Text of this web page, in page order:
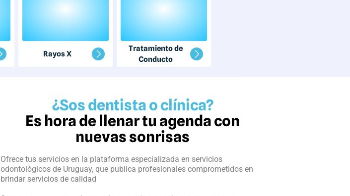
Rayos X
Tratamiento de
Conducto
¿Sos dentista o clínica?
Es hora de llenar tu agenda con
nuevas sonrisas
Ofrece tus servicios en la plataforma especializada en servicios
odontológicos de Uruguay, que publica profesionales comprometidos en
brindar servicios de calidad